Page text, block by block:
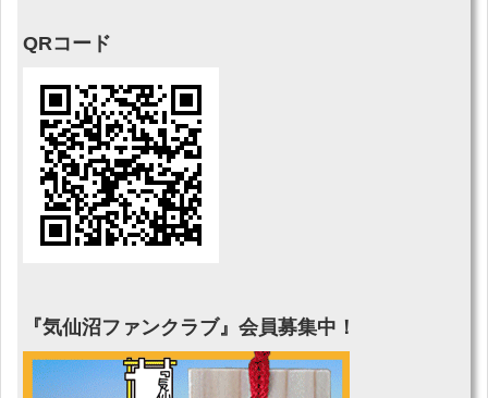
QRコード
『気仙沼ファンクラブ』会員募集中！